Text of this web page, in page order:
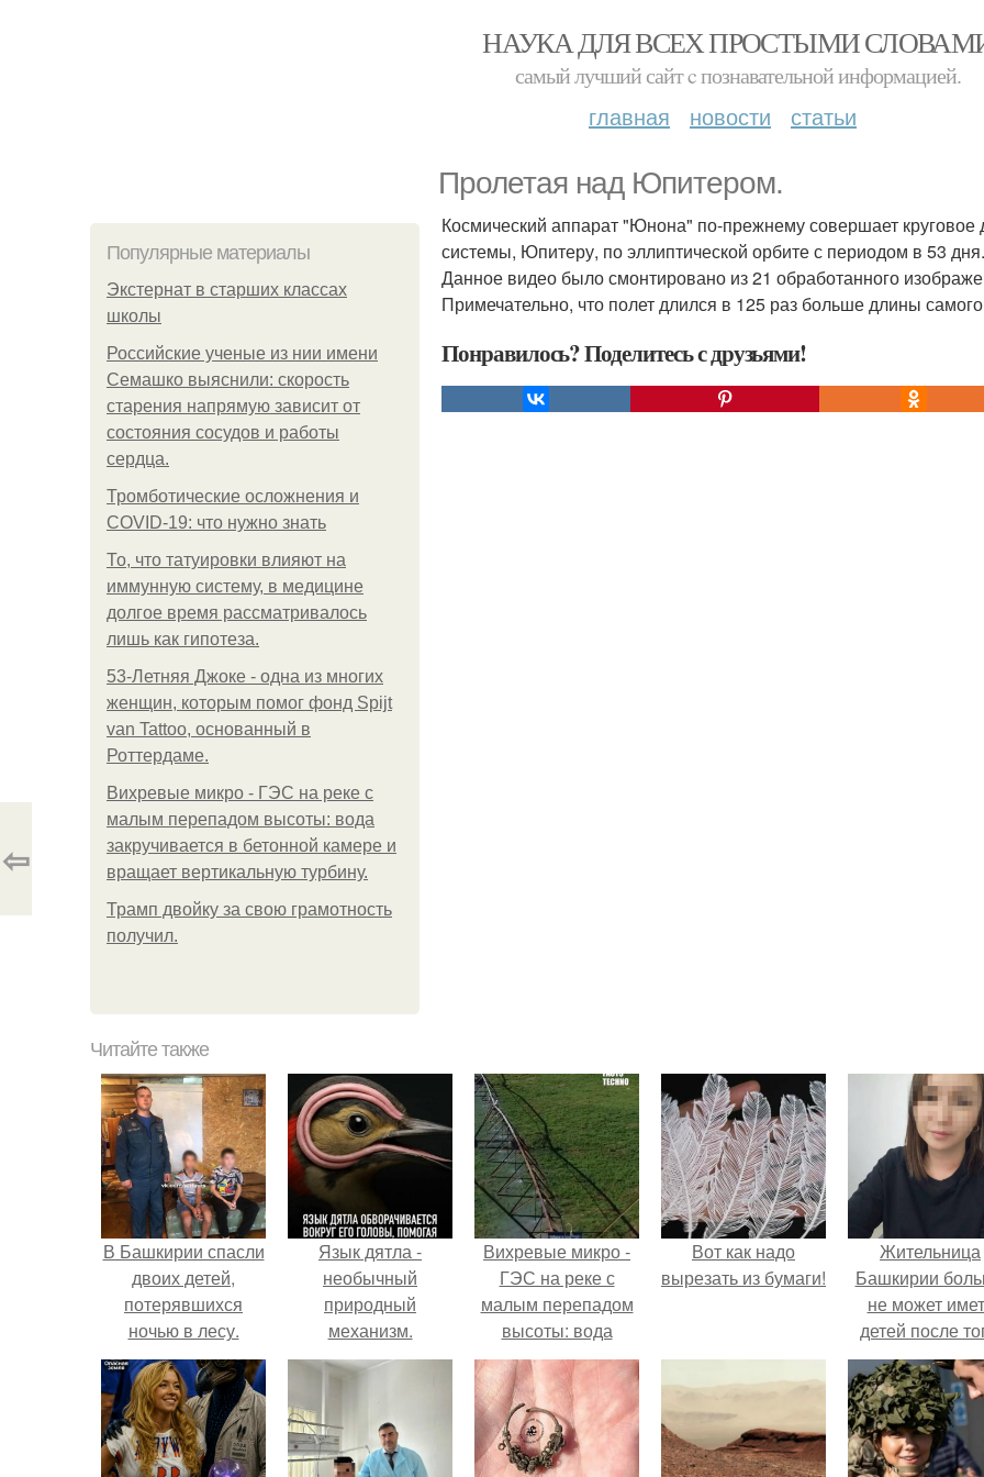
НАУКА ДЛЯ ВСЕХ ПРОСТЫМИ
самый лучший сайт c познавательной информацией.
главная новости статьи
Пролетая над Юпитером.
Популярные материалы
Экстернат в старших классах
школы
Российские ученые из нии имени
Семашко выяснили: скорость
старения напрямую зависит от
состояния сосудов и работы
сердца.
Тромботические осложнения и
COVID-19: что нужно знать
То, что татуировки влияют на
иммунную систему, в медицине
долгое время рассматривалось
лишь как гипотеза.
53-Летняя Джоке - одна из многих
женщин, которым помог фонд Spijt
van Tattoo, основанный в
Роттердаме.
Вихревые микро - ГЭС на реке с
малым перепадом высоты: вода
закручивается в бетонной камере и
вращает вертикальную турбину.
Трамп двойку за свою грамотность
получил.
Космический аппарат "Юнона" по-прежнему совершает
системы, Юпитеру, по эллиптической орбите с периодом в 53 дня.
Данное видео было смонтировано из 21 обработанного
Примечательно, что полет длился в 125 раз больше длины
Понравилось? Поделитесь с друзьями!
⇦
Читайте также
В Башкирии спасли
двоих детей,
потерявшихся
ночью в лесу.
Язык дятла -
необычный
природный
механизм.
Вихревые микро -
ГЭС на реке с
малым перепадом
высоты: вода
закручивается в
бетонной камере и
вращает
вертикальную
турбину.
Вот как надо
вырезать из бумаги!
Жительница
Башкирии
не может
детей после
как медики
ей аборт на
месяце
оставили в